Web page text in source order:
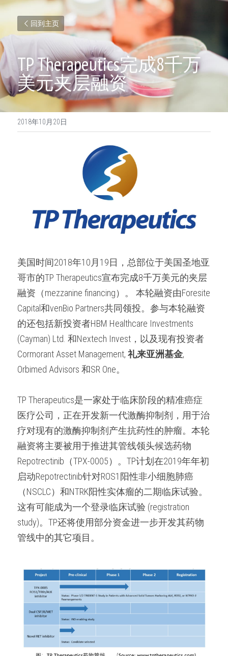
回到主页
TP Therapeutics完成8千万
美元夹层融资
2018年10月20日
美国时间2018年10月19日，总部位于美国圣地亚
哥市的TP Therapeutics宣布完成8千万美元的夹层
融资（mezzanine financing）。 本轮融资由Foresite
Capital和venBio Partners共同领投。参与本轮融资
的还包括新投资者HBM Healthcare Investments
(Cayman) Ltd. 和Nextech Invest，以及现有投资者
Cormorant Asset Management, 礼来亚洲基金,
Orbimed Advisors 和SR One。
TP Therapeutics是一家处于临床阶段的精准癌症
医疗公司，正在开发新一代激酶抑制剂，用于治
疗对现有的激酶抑制剂产生抗药性的肿瘤。本轮
融资将主要被用于推进其管线领头候选药物
Repotrectinib（TPX-0005）。TP计划在2019年年初
启动Repotrectinib针对ROS1阳性非小细胞肺癌
（NSCLC）和NTRK阳性实体瘤的二期临床试验。
这有可能成为一个登录临床试验 (registration
study)。TP还将使用部分资金进一步开发其药物
管线中的其它项目。